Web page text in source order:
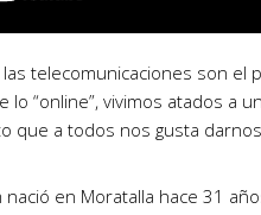
telecomunicaciones son el
lo “online”, vivimos atados a
que a todos nos gusta
nació en Moratalla hace 31